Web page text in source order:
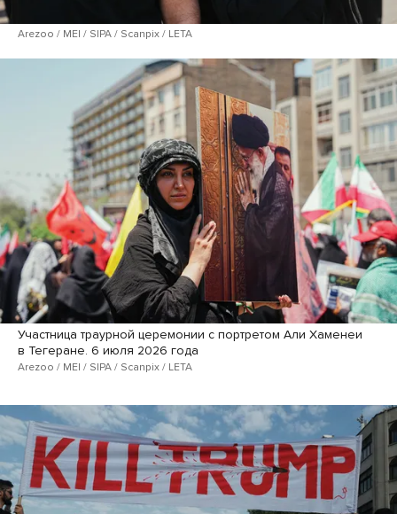
Arezoo / MEI / SIPA / Scanpix / LETA
Участница траурной церемонии с портретом Али Хаменеи
в Тегеране. 6 июля 2026 года
Arezoo / MEI / SIPA / Scanpix / LETA